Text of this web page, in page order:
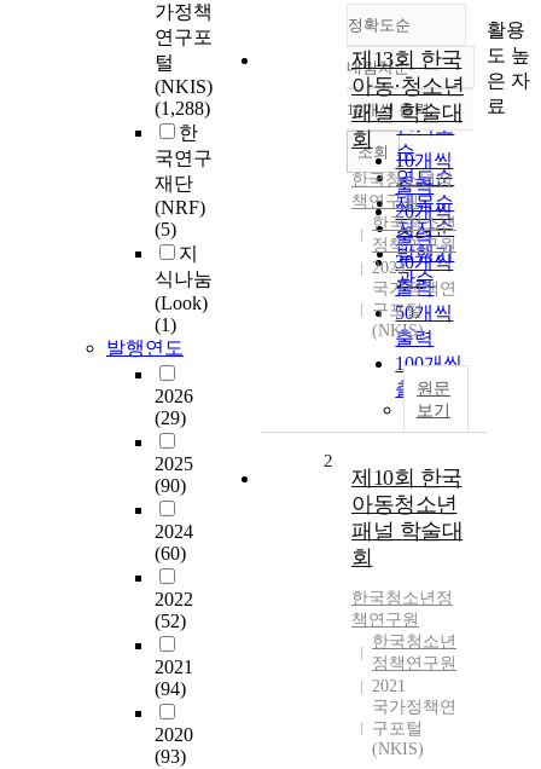
가정책
연구포
털
(NKIS)
(1,288)
한
국연구
재단
(NRF)
(5)
지
식나눔
(Look)
(1)
발행연도
2026
(29)
2025
(90)
2024
(60)
2022
(52)
2021
(94)
2020
(93)
정확도순
정확도
순
인기도
순
연도순
제목순
저자순
발행기
관순
내림차순
내림차순
10개씩 출력
10개씩
출력
20개씩
출력
30개씩
출력
50개씩
출력
100개씩
출력
조회
제13회 한국
아동·청소년
패널 학술대
회
한국청소년정
책연구원
한국청소년
정책연구원
2024
국가정책연
구포털
(NKIS)
원문
보기
2
제10회 한국
아동청소년
패널 학술대
회
한국청소년정
책연구원
한국청소년
정책연구원
2021
국가정책연
구포털
(NKIS)
활용
도 높
은 자
료